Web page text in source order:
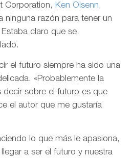
Corporation, Ken Olsenn,
ninguna razón para tener un
claro que se
el futuro siempre ha sido una
«Probablemente la
sobre el futuro es que
el autor que me gustaría
lo que más le apasiona,
a ser el futuro y nuestra